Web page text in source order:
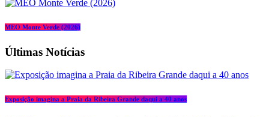
MEO Monte Verde (2026)
Últimas Notícias
Exposição imagina a Praia da Ribeira Grande daqui a 40 anos